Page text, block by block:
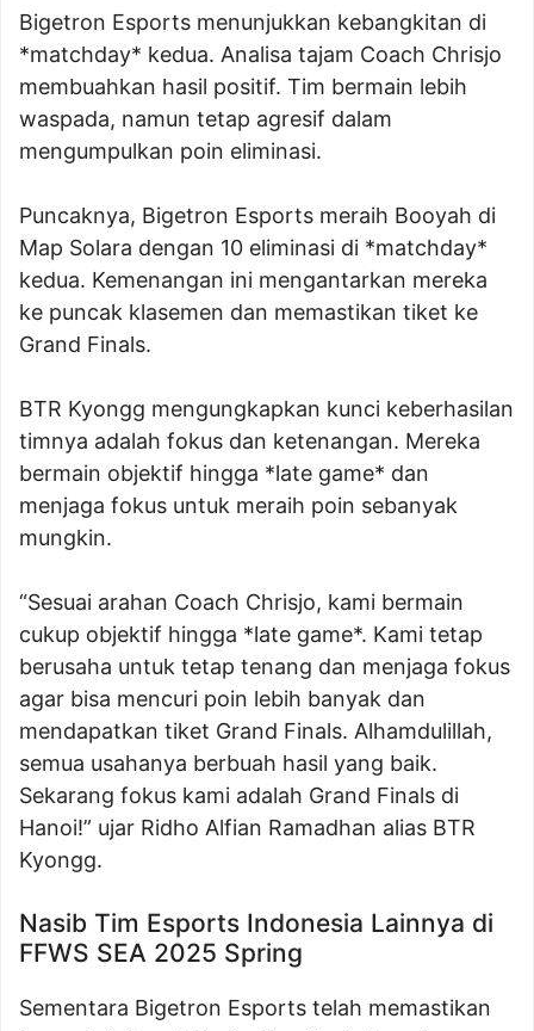
Bigetron Esports menunjukkan kebangkitan di
*matchday* kedua. Analisa tajam Coach Chrisjo
membuahkan hasil positif. Tim bermain lebih
waspada, namun tetap agresif dalam
mengumpulkan poin eliminasi.
Puncaknya, Bigetron Esports meraih Booyah di
Map Solara dengan 10 eliminasi di *matchday*
kedua. Kemenangan ini mengantarkan mereka
ke puncak klasemen dan memastikan tiket ke
Grand Finals.
BTR Kyongg mengungkapkan kunci keberhasilan
timnya adalah fokus dan ketenangan. Mereka
bermain objektif hingga *late game* dan
menjaga fokus untuk meraih poin sebanyak
mungkin.
“Sesuai arahan Coach Chrisjo, kami bermain
cukup objektif hingga *late game*. Kami tetap
berusaha untuk tetap tenang dan menjaga fokus
agar bisa mencuri poin lebih banyak dan
mendapatkan tiket Grand Finals. Alhamdulillah,
semua usahanya berbuah hasil yang baik.
Sekarang fokus kami adalah Grand Finals di
Hanoi!” ujar Ridho Alfian Ramadhan alias BTR
Kyongg.
Nasib Tim Esports Indonesia Lainnya di
FFWS SEA 2025 Spring
Sementara Bigetron Esports telah memastikan